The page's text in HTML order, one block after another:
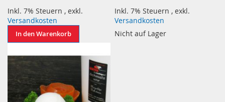
Inkl. 7% Steuern , exkl.
Versandkosten
In den Warenkorb
Inkl. 7% Steuern ,exkl.
Versandkosten
Nicht auf Lager